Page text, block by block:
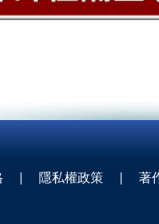
| 隱私權政策 | 著